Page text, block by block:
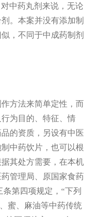
中药丸剂来说，无论
。本案并没有添加制
，不同于中成药制剂
方法来简单定性，而
为目的、特征、情
的资质，另设有中医
中药饮片，也可以根
其处方需要，在本机
管理局、原国家食药
第四项规定，“下列
蜜、麻油等中药传统